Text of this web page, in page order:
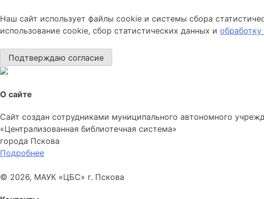
Наш сайт использует файлы cookie и системы сбора
использование cookie, сбор статистических данных и
Подтверждаю согласие
О сайте
Сайт создан сотрудниками муниципального автономного
«Централизованная библиотечная система»
города Пскова
Подробнее
© 2026, МАУК «ЦБС» г. Пскова